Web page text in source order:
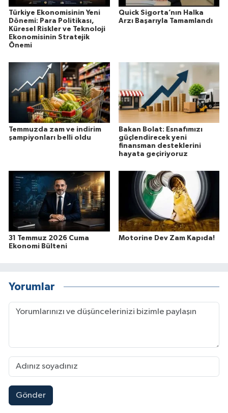
Türkiye Ekonomisinin Yeni
Dönemi: Para Politikası,
Küresel Riskler ve Teknoloji
Ekonomisinin Stratejik
Önemi
Quick Sigorta’nın Halka
Arzı Başarıyla Tamamlandı
Temmuzda zam ve indirim
şampiyonları belli oldu
Bakan Bolat: Esnafımızı
güçlendirecek yeni
finansman desteklerini
hayata geçiriyoruz
31 Temmuz 2026 Cuma
Ekonomi Bülteni
Motorine Dev Zam Kapıda!
Yorumlar
Gönder